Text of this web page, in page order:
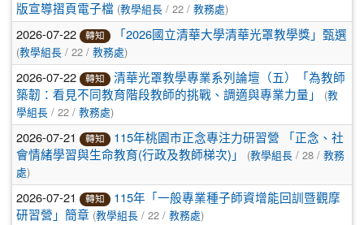
版宣導摺頁電子檔 (教學組長 / 22 / 教務處)
2026-07-22 轉知 「2026國立清華大學清華光罩教學獎」甄選
(教學組長 / 22 / 教務處)
2026-07-22 轉知
清華光罩教學專業系列論壇（五）「為教師
築韌：看見不同教育階段教師的挑戰、調適與專業力量」
(教
學組長 / 22 / 教務處)
2026-07-21 轉知
115年桃園市正念專注力研習營 「正念、社
會情緒學習與生命教育(行政及教師梯次)」
(教學組長 / 28 / 教務
處)
2026-07-21 轉知
115年「一般專業種子師資增能回訓暨觀摩
研習營」簡章 (教學組長 / 22 / 教務處)